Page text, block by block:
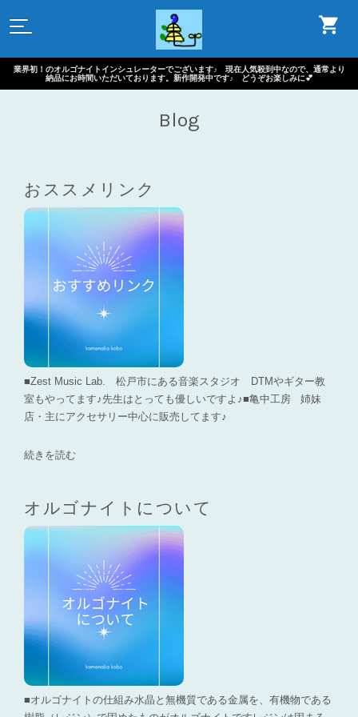
業界初！のオルゴナイトインシュレーターでございます♪ 現在人気殺到中なので、通常より
納品にお時間いただいております。新作開発中です♪ どうぞお楽しみに💕
Blog
おススメリンク
■Zest Music Lab. 松戸市にある音楽スタジオ DTMやギター教
室もやってます♪先生はとっても優しいですよ♪■亀中工房 姉妹
店・主にアクセサリー中心に販売してます♪
続きを読む
オルゴナイトについて
■オルゴナイトの仕組み水晶と無機質である金属を、有機物である